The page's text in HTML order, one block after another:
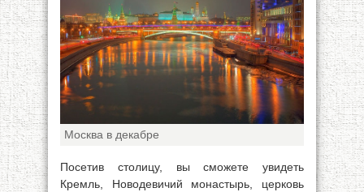
Москва в декабре
Посетив столицу, вы сможете увидеть
Кремль, Новодевичий монастырь, церковь